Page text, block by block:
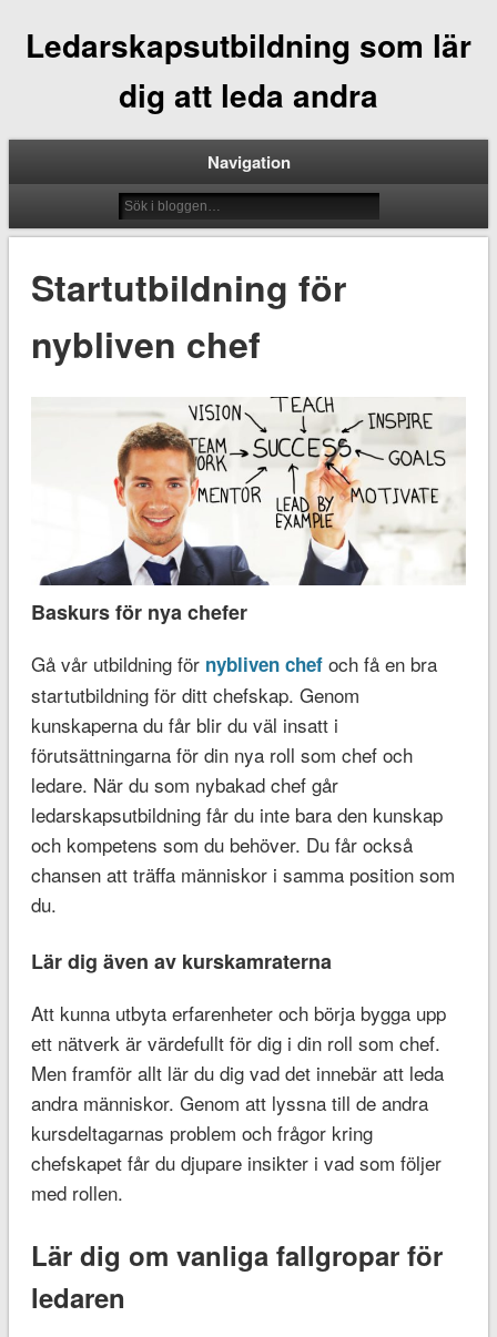
Ledarskapsutbildning som lär
dig att leda andra
Navigation
Startutbildning för
nybliven chef
Baskurs för nya chefer
Gå vår utbildning för nybliven chefoch få en bra
startutbildning för ditt chefskap. Genom
kunskaperna du får blir du väl insatt i
förutsättningarna för din nya roll som chef och
ledare. När du som nybakad chef går
ledarskapsutbildning får du inte bara den kunskap
och kompetens som du behöver. Du får också
chansen att träffa människor i samma position som
du.
Lär dig även av kurskamraterna
Att kunna utbyta erfarenheter och börja bygga upp
ett nätverk är värdefullt för dig i din roll som chef.
Men framför allt lär du dig vad det innebär att leda
andra människor. Genom att lyssna till de andra
kursdeltagarnas problem och frågor kring
chefskapet får du djupare insikter i vad som följer
med rollen.
Lär dig om vanliga fallgropar för
ledaren